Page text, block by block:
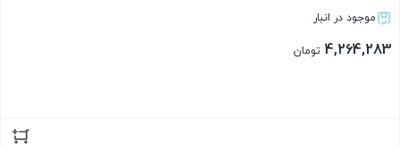
موجود در انبار
4,264,283 تومان